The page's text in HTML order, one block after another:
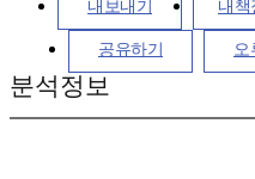
내보내기 내책
공유하기 오
분석정보